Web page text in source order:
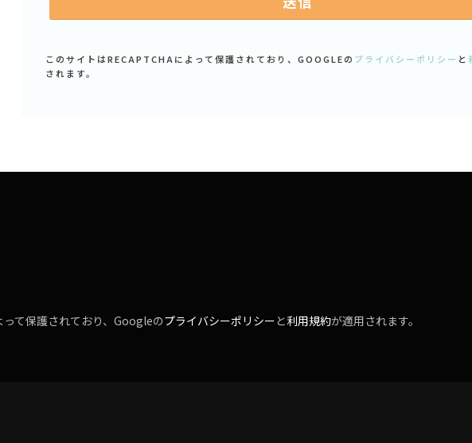
このサイトはRECAPTCHAによって保護されており、GOOGLEの プライバシーポリシー と
されます。
て保護されており、Googleのプライバシーポリシー と利用規約が適用されます。